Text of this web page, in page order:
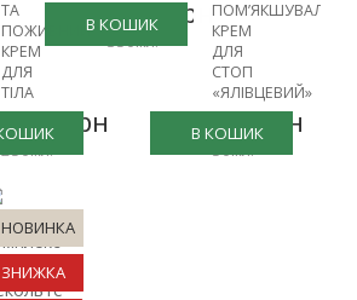
ТА
ПОЖИВНИЙ
КРЕМ
ДЛЯ
ТІЛА
1084грн
250мл.
В КОШИК
1282грн
350мл.
КРЕМ
ДЛЯ
СТОП
«ЯЛІВЦЕВИЙ»
В КОШИК
754грн
50мл.
НОВИНКА
ЗНИЖКА